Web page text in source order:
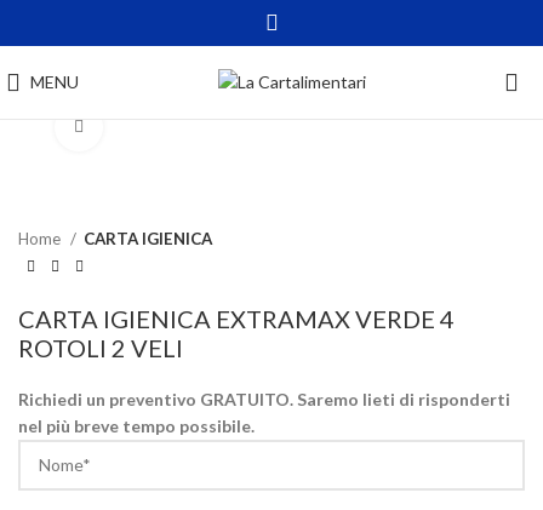
MENU
Home CARTA IGIENICA
CARTA IGIENICA EXTRAMAX VERDE 4
ROTOLI 2 VELI
Richiedi un preventivo GRATUITO. Saremo lieti di risponderti
nel più breve tempo possibile.